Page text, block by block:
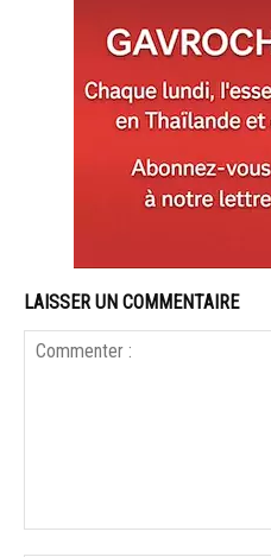
LAISSER UN COMMENTAIRE